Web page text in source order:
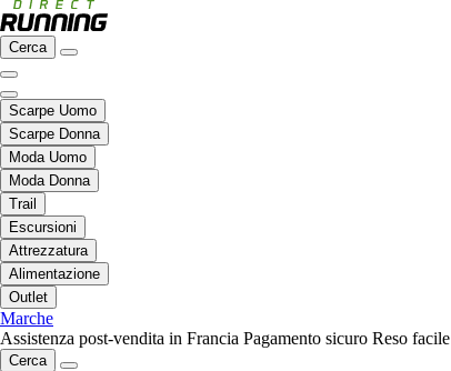
Cerca
Scarpe Uomo
Scarpe Donna
Moda Uomo
Moda Donna
Trail
Escursioni
Attrezzatura
Alimentazione
Outlet
Marche
Assistenza post-vendita in Francia Pagamento sicuro Reso facile
Cerca